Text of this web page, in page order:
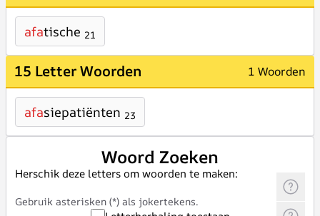
afatische 21
15 Letter Woorden 1 Woorden
afasiepatiënten 23
Woord Zoeken
Herschik deze letters om woorden te maken:
Gebruik asterisken (*) als jokertekens.